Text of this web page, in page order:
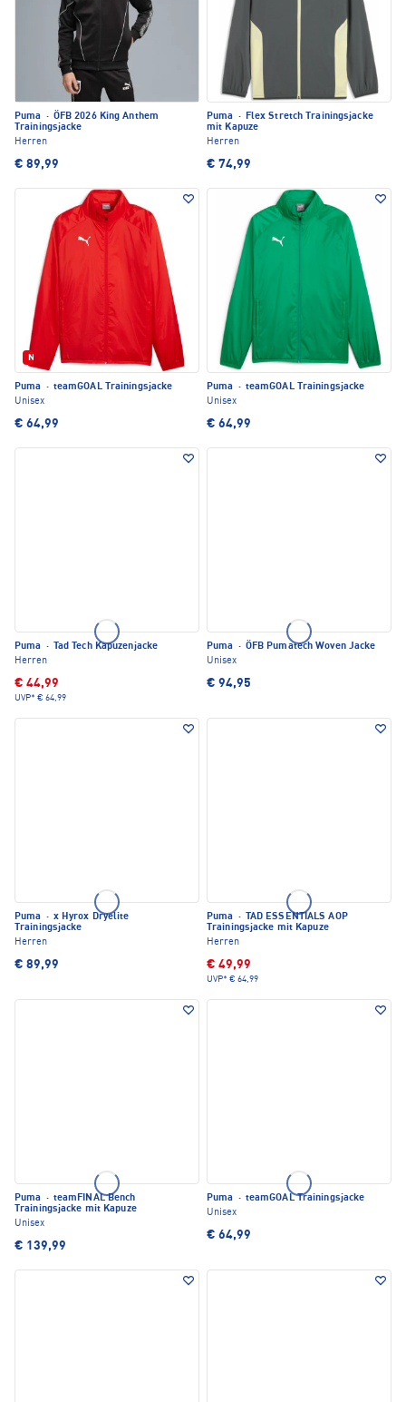
Puma · ÖFB 2026 King Anthem
Trainingsjacke
Herren
€ 89,99
Puma · Flex Stretch Trainingsjacke
mit Kapuze
Herren
€ 74,99
Neu
Puma · teamGOAL Trainingsjacke
Unisex
€ 64,99
Puma · teamGOAL Trainingsjacke
Unisex
€ 64,99
Puma ·
Tad Tech Kapuzenjacke
Herren
€ 44,99
UVP* € 64,99
Puma · ÖFB Pumatech Woven Jacke
Unisex
€ 94,95
Puma · x Hyrox Dryelite
Trainingsjacke
Herren
€ 89,99
Puma ·
TAD ESSENTIALS AOP
Trainingsjacke mit Kapuze
Herren
€ 49,99
UVP* € 64,99
Puma · teamFINAL Bench
Trainingsjacke mit Kapuze
Unisex
€ 139,99
Puma · teamGOAL Trainingsjacke
Unisex
€ 64,99